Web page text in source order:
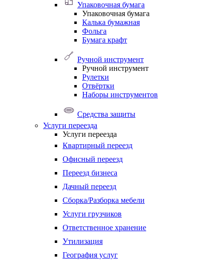
Упаковочная бумага
Упаковочная бумага
Калька бумажная
Фольга
Бумага крафт
Ручной инструмент
Ручной инструмент
Рулетки
Отвёртки
Наборы инструментов
Средства защиты
Услуги переезда
Услуги переезда
Квартирный переезд
Офисный переезд
Переезд бизнеса
Дачный переезд
Сборка/Разборка мебели
Услуги грузчиков
Ответственное хранение
Утилизация
География услуг